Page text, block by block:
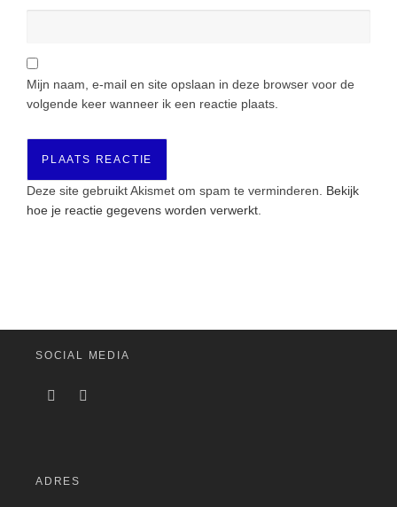
Mijn naam, e-mail en site opslaan in deze browser voor de
volgende keer wanneer ik een reactie plaats.
Deze site gebruikt Akismet om spam te verminderen. Bekijk
hoe je reactie gegevens worden verwerkt
SOCIAL MEDIA
ADRES